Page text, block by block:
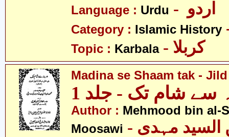
Language : Urdu
Category : Islamic History
Topic : Karbala - کربلا
Madina se Shaam tak -
سے شام تک - جلد 1
Author : Mehmood bin al-
Moosawi - محمود بن السید مہدی